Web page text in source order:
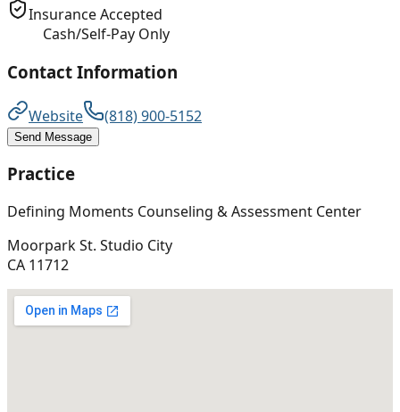
Insurance Accepted
Cash/Self-Pay Only
Contact Information
Website (818) 900-5152
Send Message
Practice
Defining Moments Counseling & Assessment Center
Moorpark St. Studio City
CA 11712